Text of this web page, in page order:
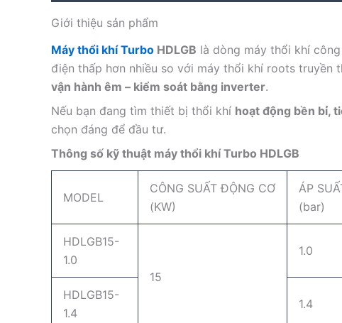
Giới thiệu sản phẩm
Máy thổi khí Turbo HDLGB là dòng máy thổi khí
điện thấp hơn nhiều so với máy thổi khí roots truyền
vận hành êm – kiểm soát bằng inverter.
Nếu bạn đang tìm thiết bị thổi khí hoạt động bền bỉ,
chọn đáng để đầu tư.
Thông số kỹ thuật máy thổi khí Turbo HDLGB
MODEL
CÔNG SUẤT ĐỘNG CƠ
(KW)
ÁP
(bar)
HDLGB15-
1.0
15
1.0
HDLGB15-
1.4
1.4